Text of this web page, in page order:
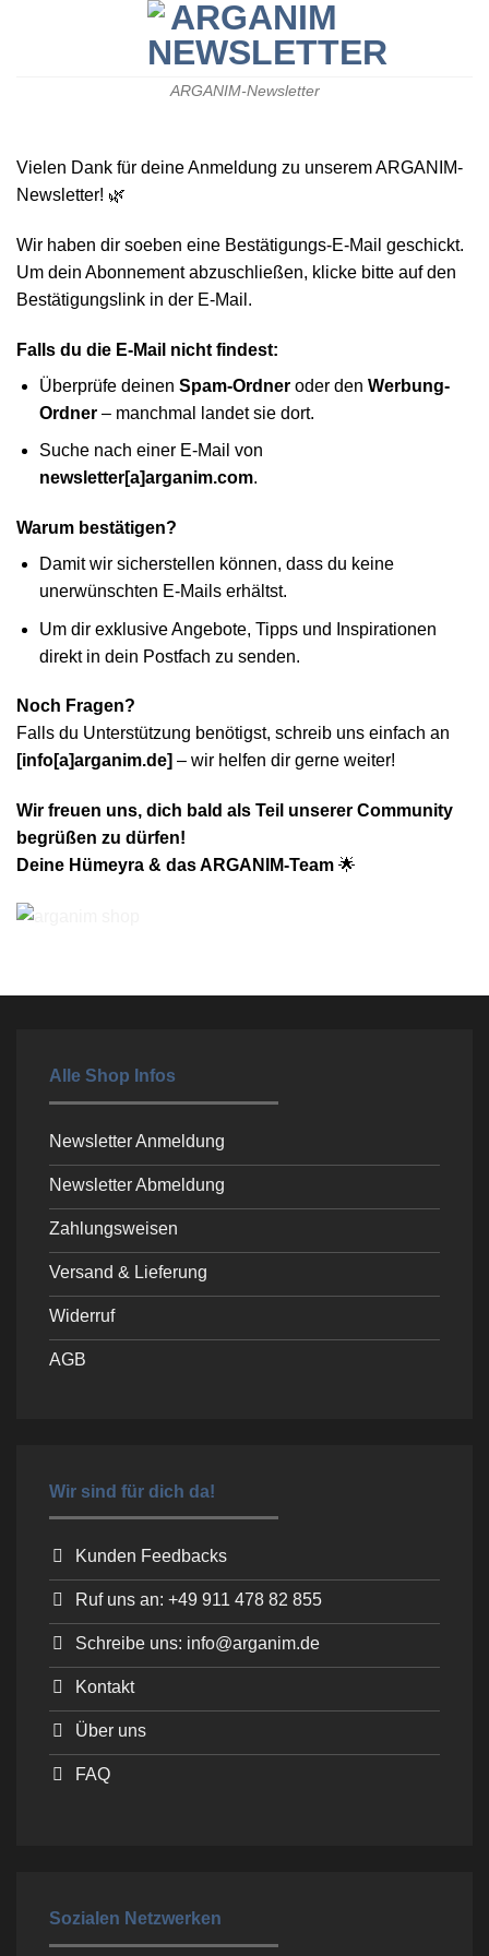
ARGANIM-Newsletter
Vielen Dank für deine Anmeldung zu unserem ARGANIM-
Newsletter! 🌿
Wir haben dir soeben eine Bestätigungs-E-Mail geschickt.
Um dein Abonnement abzuschließen, klicke bitte auf den
Bestätigungslink in der E-Mail.
Falls du die E-Mail nicht findest:
Überprüfe deinen Spam-Ordneroder den Werbung-
Ordner– manchmal landet sie dort.
Suche nach einer E-Mail von
newsletter[a]arganim.com.
Warum bestätigen?
Damit wir sicherstellen können, dass du keine
unerwünschten E-Mails erhältst.
Um dir exklusive Angebote, Tipps und Inspirationen
direkt in dein Postfach zu senden.
Noch Fragen?
Falls du Unterstützung benötigst, schreib uns einfach an
[info[a]arganim.de] – wir helfen dir gerne weiter!
Wir freuen uns, dich bald als Teil unserer Community
begrüßen zu dürfen!
Deine Hümeyra & das ARGANIM-Team 🌟
Alle Shop Infos
Newsletter Anmeldung
Newsletter Abmeldung
Zahlungsweisen
Versand & Lieferung
Widerruf
AGB
Wir sind für dich da!
Kunden Feedbacks
Ruf uns an: +49 911 478 82 855
Schreibe uns: info@arganim.de
Kontakt
Über uns
FAQ
Sozialen Netzwerken